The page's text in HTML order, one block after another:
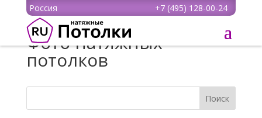
Россия +7 (495) 128-00-24
Фото натяжных
потолков